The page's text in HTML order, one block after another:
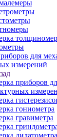
для
измерений
приборов
гониометра
гравиметра
дилатометра